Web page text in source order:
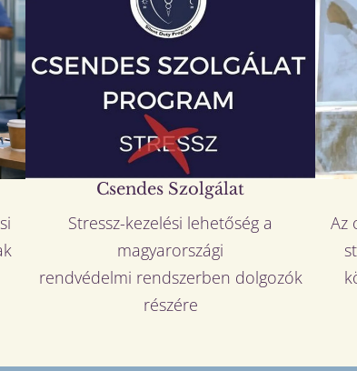
Csendes Szolgálat
Stressz-kezelési lehetőség a
magyarországi
rendvédelmi rendszerben dolgozók
részére
Az